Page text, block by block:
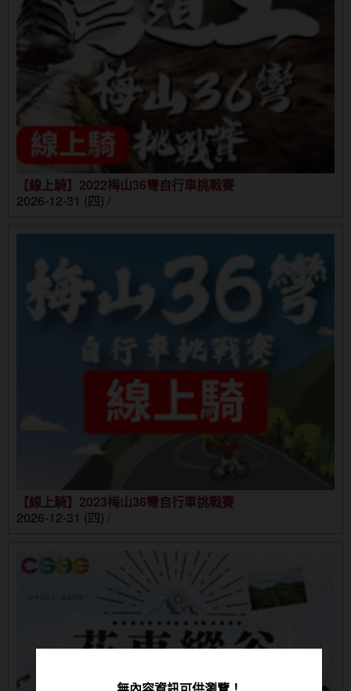
【線上騎】2022梅山36彎自行車挑戰賽
2026-12-31 (四) /
【線上騎】2023梅山36彎自行車挑戰賽
2026-12-31 (四) /